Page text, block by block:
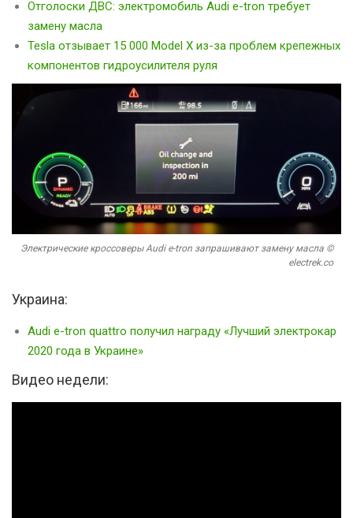
Отголоски ДВС: электромобиль Audi e-tron требует
замену масла
Tesla отзывает 15 000 Model X из-за проблем крепежных
компонентов гидроусилителя руля
Электрические кроссоверы Audi e-tron запрашивают замену масла ©
electrek.co
Украина:
Audi e-tron quattro получил награду «Лучший электрокар
2020 года в Украине»
Видео недели: